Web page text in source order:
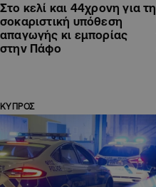
Στο κελί και 44χρονη για τη
σοκαριστική υπόθεση
απαγωγής κι εμπορίας
στην Πάφο
ΚΥΠΡΟΣ